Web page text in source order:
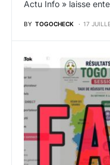
Actu Info » laisse
BY TOGOCHECK 17